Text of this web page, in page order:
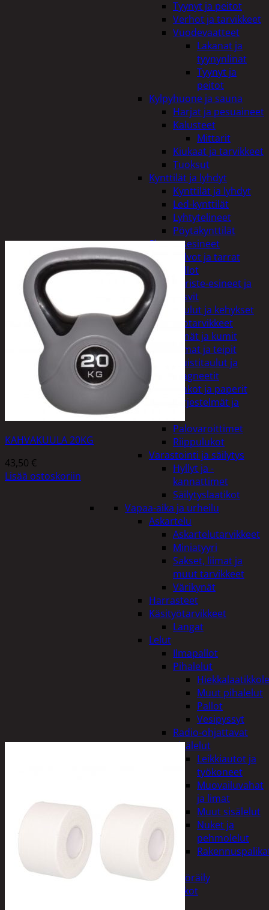
Tyynyt ja peitot
Verhot ja tarvikkeet
Vuodevaatteet
Lakanat ja
tyynynlinat
Tyynyt ja
peitot
Kylpyhuone ja sauna
Harjat ja pesuaineet
Kalusteet
Mittarit
Kiukaat ja tarvikkeet
Tuoksut
Kynttilät ja lyhdyt
Kynttilät ja lyhdyt
Led-kynttilät
Lyhtytelineet
Pöytäkynttilät
Sisustusesineet
Kalvot ja tarrat
Kellot
Koriste-esineet ja
kasvit
Taulut ja kehykset
Toimistotarvikkeet
Kynät ja kumit
Liimat ja teipit
Muistitaulut ja
magneetit
Vihkot ja paperit
Turvajärjestelmät ja
Palovaroittimet
Riippulukot
Varastointi ja säilytys
Hyllyt ja -
kannattimet
Säilytyslaatikot
Vapaa-aika ja urheilu
Askartelu
Askartelutarvikkeet
Miniatyyri
Sakset, liimat ja
muut tarvikkeet
Värikynät
Harrasteet
Käsityötarvikkeet
Langat
Lelut
Ilmapallot
Pihalelut
Muut pihalelut
Pallot
Vesipyssyt
Radio-ohjattavat
Sisälelut
Leikkiautot ja
työkoneet
Muovailuvahat
ja limat
Muut sisälelut
Nuket ja
pehmolelut
Pelit
Polkupyöräily
Lukot
KAHVAKUULA 20KG
43,50 €
Lisää ostoskoriin